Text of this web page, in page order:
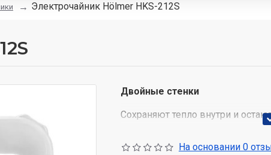
Электрочайник Hölmer HKS-212S
Двойные стенки
Сохраняют тепло внутри и
часть изготовлена из
безопасной нержавеющей стали.
На основании 0